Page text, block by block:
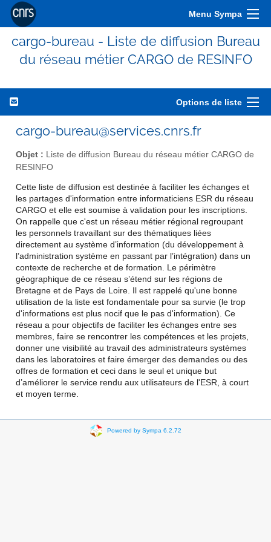
Menu Sympa
cargo-bureau - Liste de diffusion Bureau
du réseau métier CARGO de RESINFO
Options de liste
cargo-bureau@services.cnrs.fr
Objet : Liste de diffusion Bureau du réseau métier CARGO de
RESINFO
Cette liste de diffusion est destinée à faciliter les échanges et
les partages d'information entre informaticiens ESR du réseau
CARGO et elle est soumise à validation pour les inscriptions.
On rappelle que c'est un réseau métier régional regroupant
les personnels travaillant sur des thématiques liées
directement au système d’information (du développement à
l’administration système en passant par l’intégration) dans un
contexte de recherche et de formation. Le périmètre
géographique de ce réseau s’étend sur les régions de
Bretagne et de Pays de Loire. Il est rappelé qu'une bonne
utilisation de la liste est fondamentale pour sa survie (le trop
d'informations est plus nocif que le pas d'information). Ce
réseau a pour objectifs de faciliter les échanges entre ses
membres, faire se rencontrer les compétences et les projets,
donner une visibilité au travail des administrateurs systèmes
dans les laboratoires et faire émerger des demandes ou des
offres de formation et ceci dans le seul et unique but
d’améliorer le service rendu aux utilisateurs de l'ESR, à court
et moyen terme.
Powered by Sympa 6.2.72